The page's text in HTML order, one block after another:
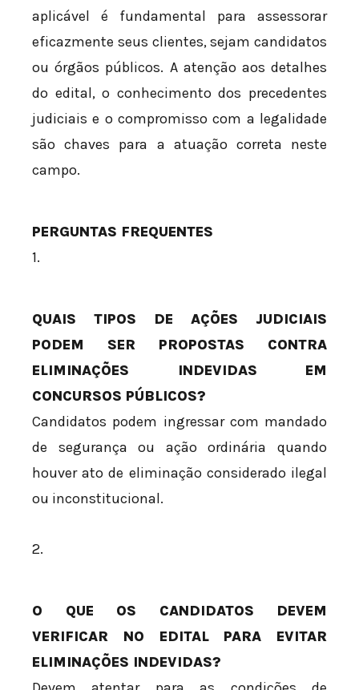
aplicável é fundamental para assessorar
eficazmente seus clientes, sejam candidatos
ou órgãos públicos. A atenção aos detalhes
do edital, o conhecimento dos precedentes
judiciais e o compromisso com a legalidade
são chaves para a atuação correta neste
campo.
PERGUNTAS FREQUENTES
1.
QUAIS TIPOS DE AÇÕES JUDICIAIS
PODEM SER PROPOSTAS CONTRA
ELIMINAÇÕES INDEVIDAS EM
CONCURSOS PÚBLICOS?
Candidatos podem ingressar com mandado
de segurança ou ação ordinária quando
houver ato de eliminação considerado ilegal
ou inconstitucional.
2.
O QUE OS CANDIDATOS DEVEM
VERIFICAR NO EDITAL PARA EVITAR
ELIMINAÇÕES INDEVIDAS?